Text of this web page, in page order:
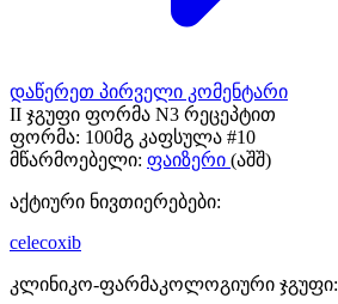
დაწერეთ პირველი კომენტარი
II ჯგუფი ფორმა N3 რეცეპტით
ფორმა: 100მგ კაფსულა #10
მწარმოებელი: ფაიზერი (აშშ)
აქტიური ნივთიერებები:
celecoxib
კლინიკო-ფარმაკოლოგიური ჯგუფი: